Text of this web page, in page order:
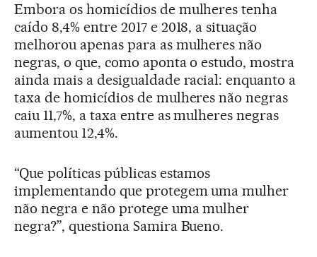
Embora os homicídios de mulheres tenha
caído 8,4% entre 2017 e 2018, a situação
melhorou apenas para as mulheres não
negras, o que, como aponta o estudo, mostra
ainda mais a desigualdade racial: enquanto a
taxa de homicídios de mulheres não negras
caiu 11,7%, a taxa entre as mulheres negras
aumentou 12,4%.
“Que políticas públicas estamos
implementando que protegem uma mulher
não negra e não protege uma mulher
negra?”, questiona Samira Bueno.